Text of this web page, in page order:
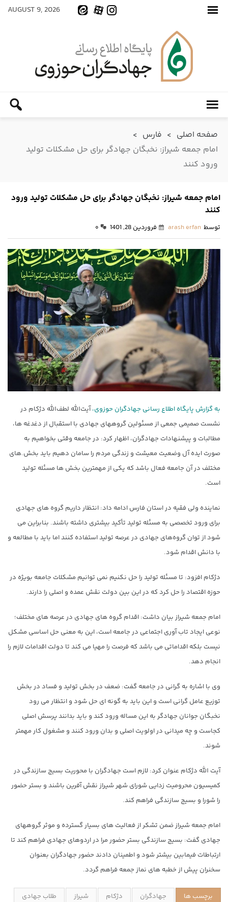
AUGUST 9, 2026
صفحه اصلی > فارس >
امام جمعه شیراز: نخبگان جهادگر برای حل مشکلات تولید
ورود کنند
امام جمعه شیراز: نخبگان جهادگر برای حل مشکلات تولید ورود
کنند
توسط arash erfan فروردین 28, 1401 ۰
به گزارش پایگاه اطلاع رسانی جهادگران حوزوی،آیت‌الله لطف‌الله دژکام در
نشست صمیمی جمعی از مسئولین گروههای جهادی با استقبال از دغدغه ها،
مطالبات و پیشنهادات جهادگران، اظهار کرد: در جامعه وقتی بخواهیم به
صورت ایده آل وضعیت معیشت و زندگی مردم را سامان دهیم باید بخش.های
مختلف در آن جامعه فعال باشد که یکی از مهمترین بخش ها مسئله تولید
است.
نماینده ولی فقیه در استان فارس ادامه داد: انتظار داریم گروه های جهادی
برای ورود تخصصی به مسئله تولید تأکید بیشتری داشته باشند. بنابراین می
شود از توان گروه‌های جهادی در عرصه تولید استفاده کنند اما باید با مطالعه و
با دانش اقدام شود.
دژکام افزود: تا مسئله تولید را حل نکنیم نمی توانیم مشکلات جامعه بویژه در
حوزه اقتصاد را حل کرد که در این بین دولت نقش عمده و اصلی را دارند.
امام جمعه شیراز بیان داشت: اقدام گروه های جهادی در عرصه های مختلف؛
نوعی ایجاد تاب آوری اجتماعی در جامعه است، این به معنی حل اساسی مشکل
نیست بلکه اقداماتی می باشد که فرصت را مهیا می کند تا دولت اقدامات لازم را
انجام دهد.
وی با اشاره به گرانی در جامعه گفت: ضعف در بخش تولید و فساد در بخش
توزیع عامل گرانی است و این باید به گونه ای حل شود و انتظار می رود
نخبگان جوانان جهادگر به این مساله ورود کند و باید بدانند پرسش اصلی
کجاست و چه میدانی در اولویت اصلی و بدان ورود کنند و مشغول کار مهمتر
شوند.
آیت الله دژکام عنوان کرد: لازم است جهادگران با محوریت بسیج سازندگی در
کمیسیون محرومیت زدایی شورای شهر شیراز نقش آفرین باشند و بستر حضور
را شورا و بسیج سازندگی فراهم کند.
امام جمعه شیراز ضمن تشکر از فعالیت های بسیار گسترده و موثر گروههای
جهادی گفت: بسیج سازندگی بستر حضور مرا در اردوهای جهادی فراهم کند تا
ارتباطات فیمابین بیشتر شود و اطمینان دادند حضور جهادگران بعنوان
سخنران پیش از خطبه های نماز جمعه فراهم گردد.
برچسب ها جهادگران دژکام شیراز طلاب جهادی